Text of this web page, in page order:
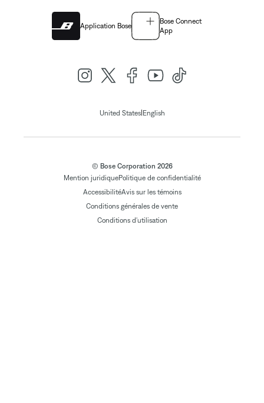
Application Bose
Bose Connect
App
United States| English
© Bose Corporation 2026
Mention juridiquePolitique de confidentialité
AccessibilitéAvis sur les témoins
Conditions générales de vente
Conditions d'utilisation